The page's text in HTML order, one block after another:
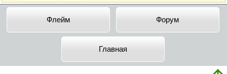
Флейм Форум
Главная